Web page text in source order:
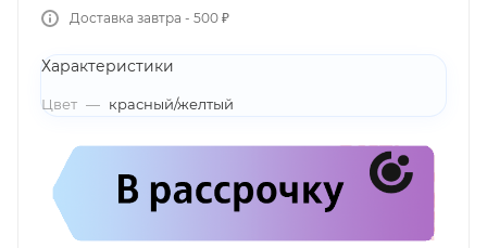
Доставка завтра - 500 ₽
Характеристики
Цвет — красный/желтый